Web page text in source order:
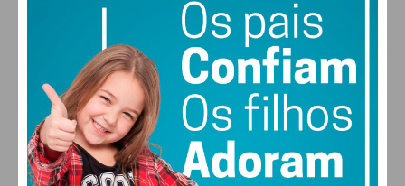
SÁB DOM
28°
SEG
29
TER